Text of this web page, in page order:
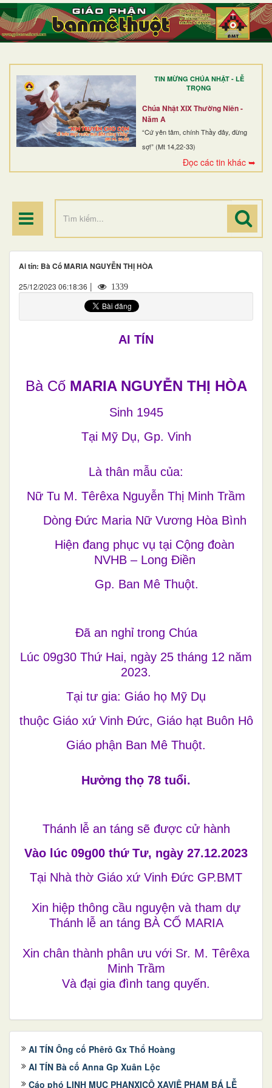
TIN MỪNG CHÚA NHẬT - LỄ
TRỌNG
Chúa Nhật XIX Thường Niên -
Năm A
“Cứ yên tâm, chính Thầy đây, đừng
sợ!” (Mt 14,22-33)
Đọc các tin khác ➥
TRANG NHẤT
GIỚI THIỆU
DÒNG TU
BAN MỤC VỤ
ĐOÀN THỂ CG
Ai tín: Bà Cố MARIA NGUYỄN THỊ HÒA
25/12/2023 06:18:36 | 1339
AI TÍN
Bà Cố MARIA NGUYỄN THỊ HÒA
Sinh 1945
Tại Mỹ Dụ, Gp. Vinh
Là thân mẫu của:
Nữ Tu M. Têrêxa Nguyễn Thị Minh Trầm
Dòng Đức Maria Nữ Vương Hòa Bình
Hiện đang phục vụ tại Cộng đoàn
NVHB – Long Điền
Gp. Ban Mê Thuột.
Đã an nghỉ trong Chúa
Lúc 09g30 Thứ Hai, ngày 25 tháng 12 năm
2023.
Tại tư gia: Giáo họ Mỹ Dụ
thuộc Giáo xứ Vinh Đức, Giáo hạt Buôn Hô
Giáo phận Ban Mê Thuột.
Hưởng thọ 78 tuổi.
Thánh lễ an táng sẽ được cử hành
Vào lúc 09g00 thứ Tư, ngày 27.12.2023
Tại Nhà thờ Giáo xứ Vinh Đức GP.BMT
Xin hiệp thông cầu nguyện và tham dự
Thánh lễ an táng BÀ CỐ MARIA
Xin chân thành phân ưu với Sr. M. Têrêxa
Minh Trầm
Và đại gia đình tang quyến.
AI TÍN Ông cố Phêrô Gx Thổ Hoàng
AI TÍN Bà cố Anna Gp Xuân Lộc
Cáo phó LINH MỤC PHANXICÔ XAVIÊ PHẠM BÁ LỄ